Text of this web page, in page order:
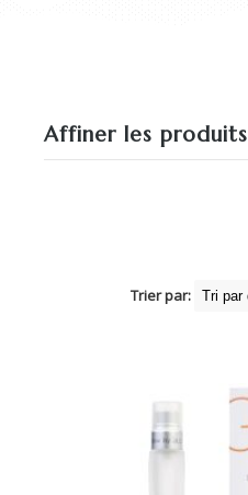
Affiner les produits
Trier par: